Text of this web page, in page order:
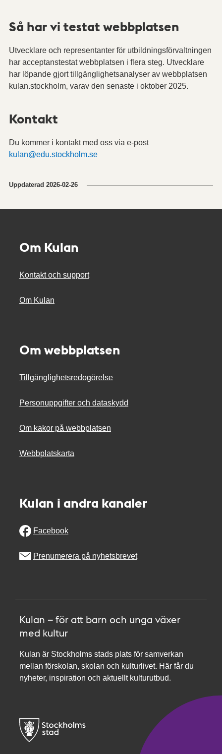
Så har vi testat webbplatsen
Utvecklare och representanter för utbildningsförvaltningen
har acceptanstestat webbplatsen i flera steg. Utvecklare
har löpande gjort tillgänglighetsanalyser av webbplatsen
kulan.stockholm, varav den senaste i oktober 2025.
Kontakt
Du kommer i kontakt med oss via e-post
kulan@edu.stockholm.se
Uppdaterad 2026-02-26
Om Kulan
Kontakt och support
Om Kulan
Om webbplatsen
Tillgänglighetsredogörelse
Personuppgifter och dataskydd
Om kakor på webbplatsen
Webbplatskarta
Kulan i andra kanaler
Facebook
Prenumerera på nyhetsbrevet
Kulan – för att barn och unga växer
med kultur
Kulan är Stockholms stads plats för samverkan
mellan förskolan, skolan och kulturlivet. Här får du
nyheter, inspiration och aktuellt kulturutbud.